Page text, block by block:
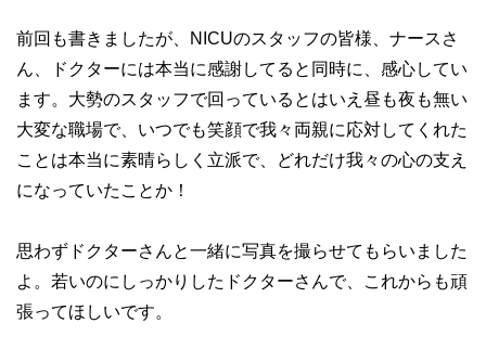
前回も書きましたが、NICUのスタッフの皆様、ナースさ
ん、ドクターには本当に感謝してると同時に、感心してい
ます。大勢のスタッフで回っているとはいえ昼も夜も無い
大変な職場で、いつでも笑顔で我々両親に応対してくれた
ことは本当に素晴らしく立派で、どれだけ我々の心の支え
になっていたことか！
思わずドクターさんと一緒に写真を撮らせてもらいました
よ。若いのにしっかりしたドクターさんで、これからも頑
張ってほしいです。